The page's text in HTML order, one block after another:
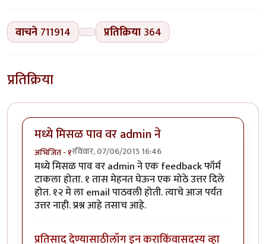
वाचने 711914 प्रतिक्रिया 364
प्रतिक्रिया
मध्ये मिसळ पाव वर admin ने
अभिजित - १रविवार, 07/06/2015 16:46
मध्ये मिसळ पाव वर admin ने एक feedback फॉर्म
टाकला होता. १ तास मेहनत घेऊन एक मोठे उत्तर दिले
होत. १२ मे ला email पाठवली होती. त्याचे आज पर्यंत
उत्तर नाही. प्रश्न आहे तसाच आहे.
प्रतिसाद देण्यासाठीलॉग इन कराकिंवासदस्य व्हा